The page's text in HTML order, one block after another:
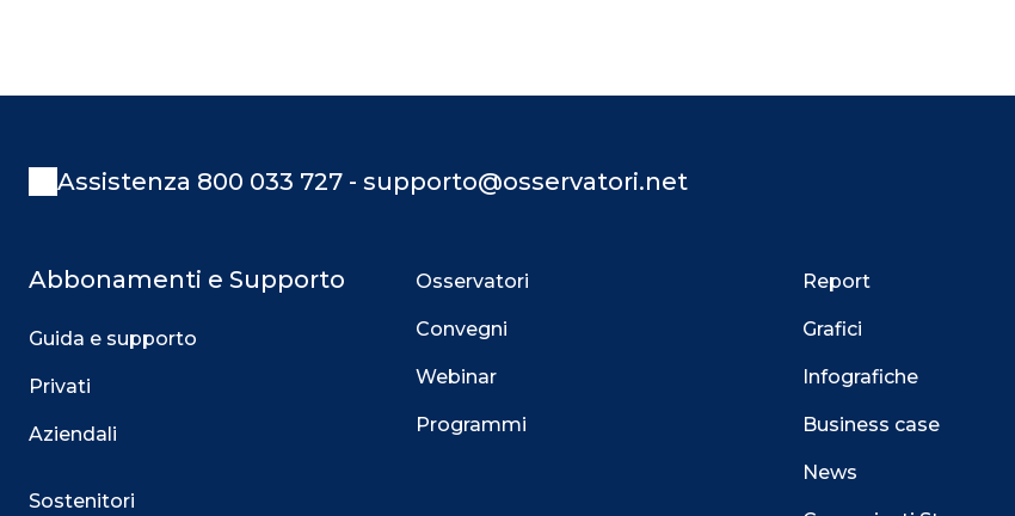
Assistenza 800 033 727 - supporto@osservatori.net
Abbonamenti e Supporto
Guida e supporto
Privati
Aziendali
Sostenitori
Osservatori
Convegni
Webinar
Programmi
Report
Grafici
Infografiche
Business case
News